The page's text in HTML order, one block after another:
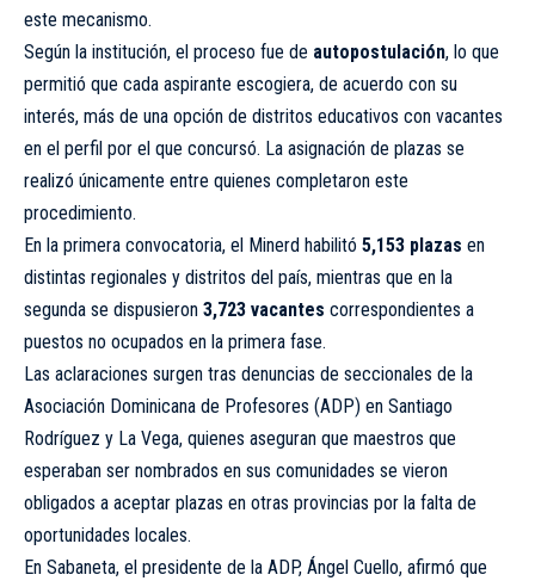
este mecanismo.
Según la institución, el proceso fue de autopostulación, lo que
permitió que cada aspirante escogiera, de acuerdo con su
interés, más de una opción de distritos educativos con vacantes
en el perfil por el que concursó. La asignación de plazas se
realizó únicamente entre quienes completaron este
procedimiento.
En la primera convocatoria, el Minerd habilitó 5,153 plazas en
distintas regionales y distritos del país, mientras que en la
segunda se dispusieron 3,723 vacantes correspondientes a
puestos no ocupados en la primera fase.
Las aclaraciones surgen tras denuncias de seccionales de la
Asociación Dominicana de Profesores (ADP) en Santiago
Rodríguez y La Vega, quienes aseguran que maestros que
esperaban ser nombrados en sus comunidades se vieron
obligados a aceptar plazas en otras provincias por la falta de
oportunidades locales.
En Sabaneta, el presidente de la ADP, Ángel Cuello, afirmó que